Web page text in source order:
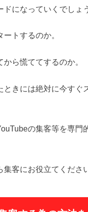
ドになっていくでしょ
トするのか。
ら慌ててするのか。
ときには絶対に今すぐ
の集客等を専門
客にお役立てくださ